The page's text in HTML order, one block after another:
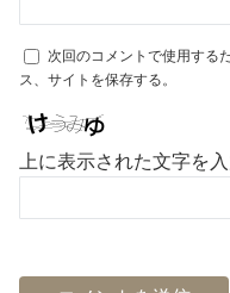
次回のコメントで使用する
ス、サイトを保存する。
上に表示された文字を入